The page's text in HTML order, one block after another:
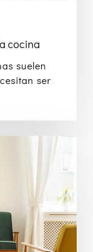
cocina
suelen
ser